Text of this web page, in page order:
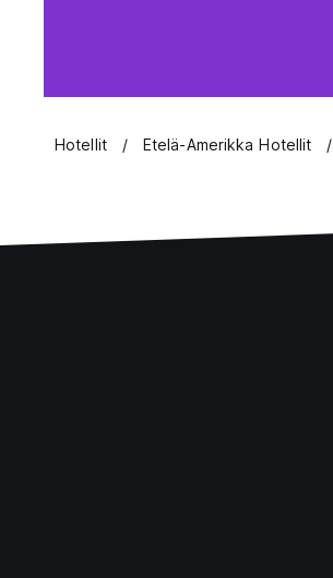
Hotellit Etelä-Amerikka Hotellit